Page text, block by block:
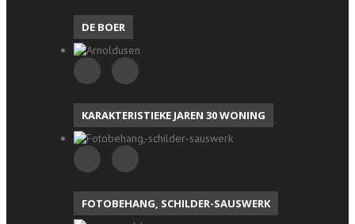
DE BOER
KARAKTERISTIEKE JAREN 30 WONING
FOTOBEHANG, SCHILDER-SAUSWERK